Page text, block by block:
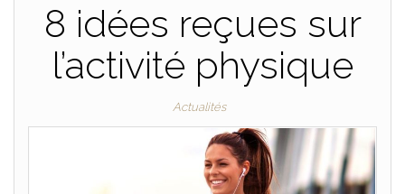
8 idées reçues sur
l’activité physique
Actualités